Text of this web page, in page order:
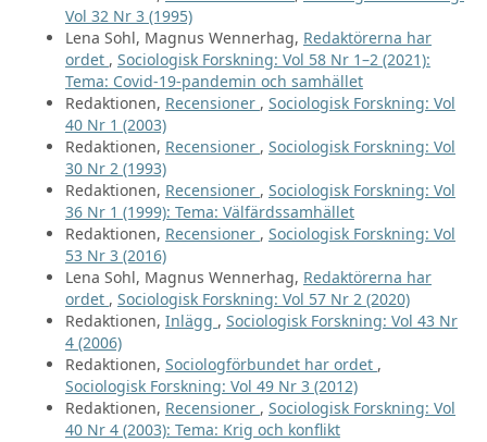
Vol 32 Nr 3 (1995)
Lena Sohl, Magnus Wennerhag, Redaktörerna har
ordet , Sociologisk Forskning: Vol 58 Nr 1–2 (2021):
Tema: Covid-19-pandemin och samhället
Redaktionen, Recensioner , Sociologisk Forskning: Vol
40 Nr 1 (2003)
Redaktionen, Recensioner , Sociologisk Forskning: Vol
30 Nr 2 (1993)
Redaktionen, Recensioner , Sociologisk Forskning: Vol
36 Nr 1 (1999): Tema: Välfärdssamhället
Redaktionen, Recensioner , Sociologisk Forskning: Vol
53 Nr 3 (2016)
Lena Sohl, Magnus Wennerhag, Redaktörerna har
ordet , Sociologisk Forskning: Vol 57 Nr 2 (2020)
Redaktionen, Inlägg , Sociologisk Forskning: Vol 43 Nr
4 (2006)
Redaktionen, Sociologförbundet har ordet ,
Sociologisk Forskning: Vol 49 Nr 3 (2012)
Redaktionen, Recensioner , Sociologisk Forskning: Vol
40 Nr 4 (2003): Tema: Krig och konflikt